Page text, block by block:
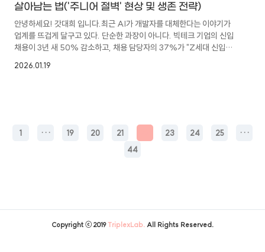
살아남는 법('주니어 절벽' 현상 및 생존 전략)
안녕하세요! 갓대희 입니다.최근 AI가 개발자를 대체한다는 이야기가
업계를 뜨겁게 달구고 있다. 단순한 과장이 아니다. 빅테크 기업의 신입
채용이 3년 새 50% 감소하고, 채용 담당자의 37%가 "Z세대 신입을
해외 트렌드의 사례를 정리해서 들고온 글이니 재미로 읽되, 우리나라
할 핵심 내용을 정리해 보았다.주니어 절벽(Junior Cliff): 22..
2026.01.19
1 ··· 19 20 21 23 24 25
···
44
Copyright ⓒ 2019 TriplexLab. All Rights Reserved.